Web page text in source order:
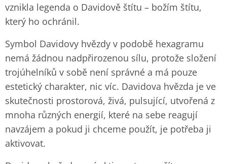
vznikla legenda o Davidově štítu – božím štítu,
který ho ochránil.
Symbol Davidovy hvězdy v podobě hexagramu
nemá žádnou nadpřirozenou sílu, protože složení
trojúhelníků v sobě není správné a má pouze
estetický charakter, nic víc. Davidova hvězda je ve
skutečnosti prostorová, živá, pulsující, utvořená z
mnoha různých energií, které na sebe reagují
navzájem a pokud ji chceme použít, je potřeba ji
aktivovat.